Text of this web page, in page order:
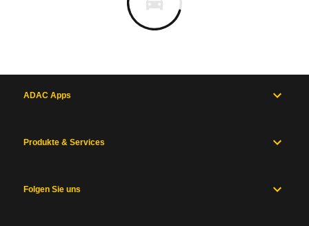
ADAC Apps
Produkte & Services
Folgen Sie uns